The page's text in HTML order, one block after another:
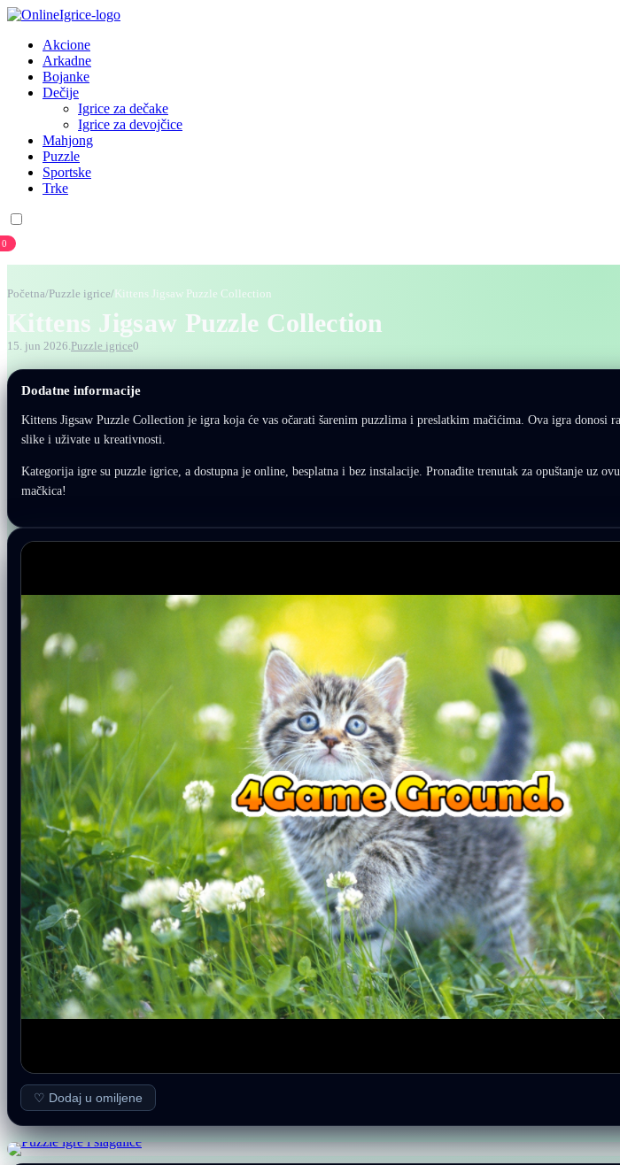
Akcione
Arkadne
Bojanke
Dečije
Igrice za dečake
Igrice za devojčice
Mahjong
Puzzle
Sportske
Trke
0
Početna/ Puzzle igrice/ Kittens Jigsaw Puzzle Collection
Kittens Jigsaw Puzzle Collection
15. jun 2026.Puzzle igrice0
Dodatne informacije
Kittens Jigsaw Puzzle Collection je igra koja će vas očarati šarenim puzzlima i preslatkim mačićima. Ova igra donosi
slike i uživate u kreativnosti.
Kategorija igre su puzzle igrice, a dostupna je online, besplatna i bez instalacije. Pronađite trenutak za opuštanje uz
mačkica!
♡ Dodaj u omiljene